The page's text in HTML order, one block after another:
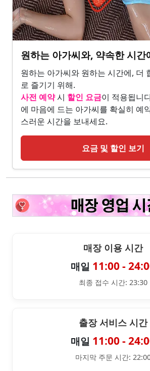
원하는 아가씨와, 약속한 시간
원하는 아가씨와 원하는 시간에, 더
로 즐기기 위해.
사전 예약시 할인 요금이 적용됩니
에 마음에 드는 아가씨를 확실히 예
스러운 시간을 보내세요.
요금 및 할인 보기
매장 이용 시간
매일 11:00 -
최종 접수 시간: 23:30
출장 서비스 시간
매일 11:00 -
마지막 주문 시간: